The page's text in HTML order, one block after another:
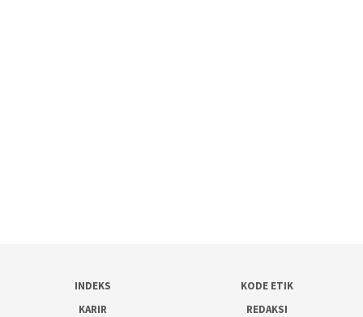
INDEKS
KODE ETIK
KARIR
REDAKSI